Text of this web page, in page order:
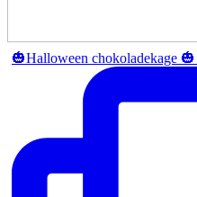
🎃Halloween chokoladekage